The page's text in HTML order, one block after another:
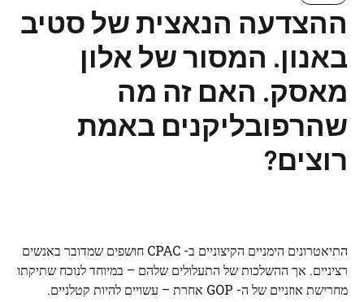
ההצדעה הנאצית של סטיב
באנון. המסור של אלון
מאסק. האם זה מה
שהרפובליקנים באמת
רוצים?
התיאטרונים הימניים הקיצוניים ב- CPAC חושפים שמדובר באנשים
רציניים. אך ההשלכות של התעלולים שלהם – במיוחד לנוכח שתיקתו
מחרישת אוזניים של ה- GOP אחרת – עשויים להיות קטלניים.